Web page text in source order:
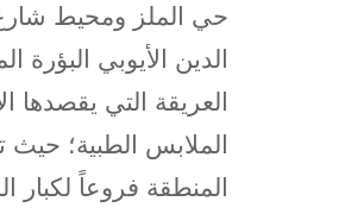
حي الملز ومحيط
الدين الأيوبي البؤرة
العريقة التي يقصدها
الملابس الطبية؛
المنطقة فروعاً لكبار